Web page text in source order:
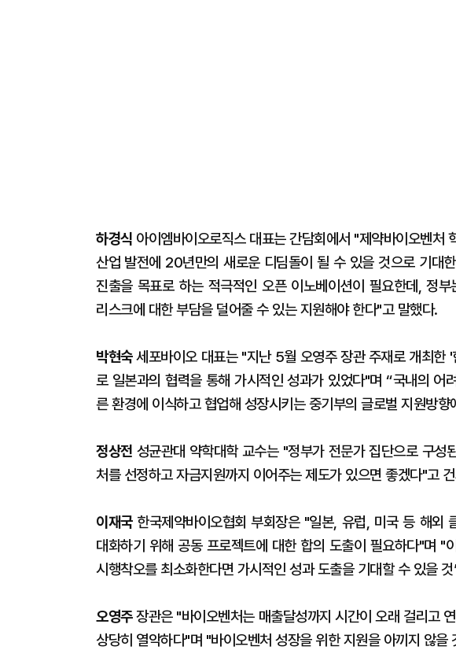
하경식 아이엠바이오로직스 대표는 간담회에서 "제약바이오벤처
산업 발전에 20년만의 새로운 디딤돌이 될 수 있을 것으로 기대
진출을 목표로 하는 적극적인 오픈 이노베이션이 필요한데, 정
리스크에 대한 부담을 덜어줄 수 있는 지원해야 한다"고 말했다.
박현숙세포바이오 대표는 "지난 5월 오영주 장관 주재로 개최한 '
로 일본과의 협력을 통해 가시적인 성과가 있었다"며 “국내의 어
른 환경에 이식하고 협업해 성장시키는 중기부의 글로벌 지원방
정상전 성균관대 약학대학 교수는 "정부가 전문가 집단으로 구성
처를 선정하고 자금지원까지 이어주는 제도가 있으면 좋겠다"고
이재국한국제약바이오협회 부회장은 "일본, 유럽, 미국 등 해외
대화하기 위해 공동 프로젝트에 대한 합의 도출이 필요하다"며 "
시행착오를 최소화한다면 가시적인 성과 도출을 기대할 수 있을
오영주장관은 "바이오벤처는 매출달성까지 시간이 오래 걸리고
상당히 열악하다"며 "바이오벤처 성장을 위한 지원을 아끼지 않을